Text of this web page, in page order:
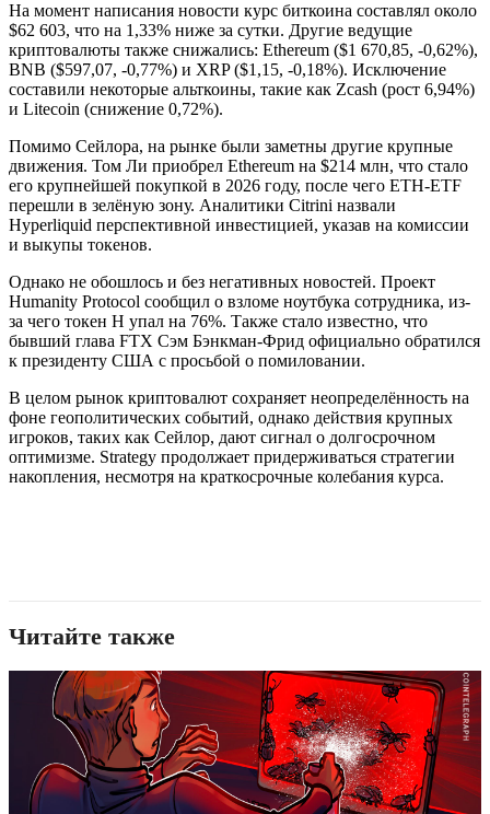
На момент написания новости курс биткоина составлял около
$62 603, что на 1,33% ниже за сутки. Другие ведущие
криптовалюты также снижались: Ethereum ($1 670,85, -0,62%),
BNB ($597,07, -0,77%) и XRP ($1,15, -0,18%). Исключение
составили некоторые альткоины, такие как Zcash (рост 6,94%)
и Litecoin (снижение 0,72%).
Помимо Сейлора, на рынке были заметны другие крупные
движения. Том Ли приобрел Ethereum на $214 млн, что стало
его крупнейшей покупкой в 2026 году, после чего ETH-ETF
перешли в зелёную зону. Аналитики Citrini назвали
Hyperliquid перспективной инвестицией, указав на комиссии
и выкупы токенов.
Однако не обошлось и без негативных новостей. Проект
Humanity Protocol сообщил о взломе ноутбука сотрудника, из-
за чего токен H упал на 76%. Также стало известно, что
бывший глава FTX Сэм Бэнкман-Фрид официально обратился
к президенту США с просьбой о помиловании.
В целом рынок криптовалют сохраняет неопределённость на
фоне геополитических событий, однако действия крупных
игроков, таких как Сейлор, дают сигнал о долгосрочном
оптимизме. Strategy продолжает придерживаться стратегии
накопления, несмотря на краткосрочные колебания курса.
Читайте также